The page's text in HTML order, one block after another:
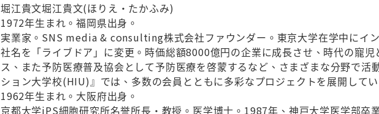
堀江貴文堀江貴文(ほりえ・たかふみ)
1972年生まれ。福岡県出身。
実業家。SNS media & consulting株式会社ファウンダー。東京大学在学中にイ
社名を「ライブドア」に変更。時価総額8000億円の企業に成長させ、時代の寵
ス、また予防医療普及協会として予防医療を啓蒙するなど、さまざまな分野で
ション大学校(HIU)』では、多数の会員とともに多彩なプロジェクトを展開して
1962年生まれ。大阪府出身。
京都大学iPS細胞研究所名誉所長・教授。医学博士。1987年、神戸大学医学部